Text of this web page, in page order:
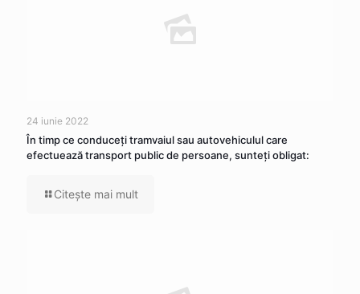
24 iunie 2022
În timp ce conduceţi tramvaiul sau autovehiculul care
efectuează transport public de persoane, sunteţi obligat:
Citeşte mai mult